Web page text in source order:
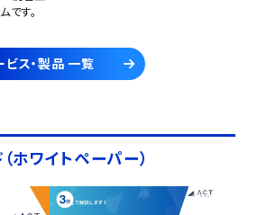
です。
ビス・製品 一覧
ホワイトペーパー）